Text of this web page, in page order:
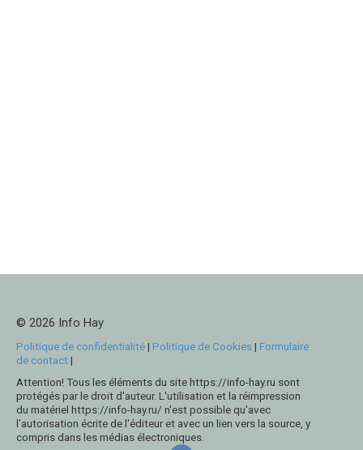
© 2026 Info Hay
Politique de confidentialité| Politique de Cookies| Formulaire
de contact|
Attention! Tous les éléments du site https://info-hay.ru sont
protégés par le droit d'auteur. L'utilisation et la réimpression
du matériel https://info-hay.ru/ n'est possible qu'avec
l'autorisation écrite de l'éditeur et avec un lien vers la source, y
compris dans les médias électroniques.